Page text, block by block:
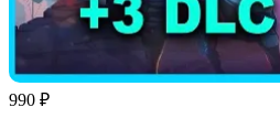
990 ₽